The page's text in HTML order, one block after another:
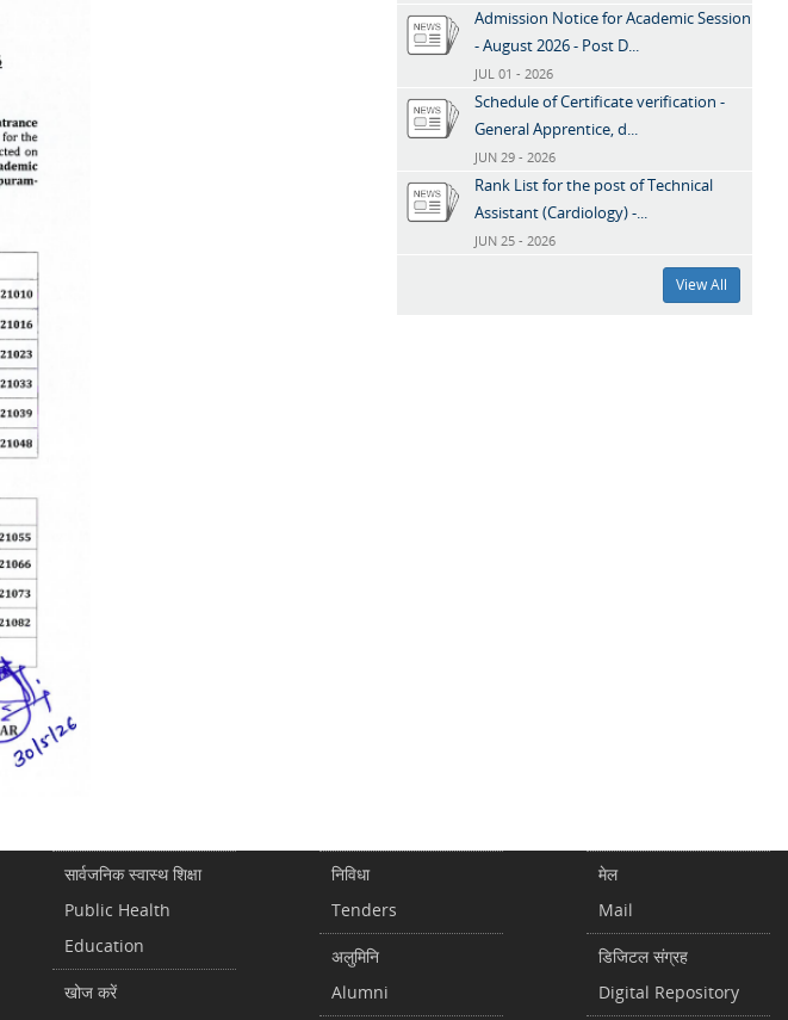
Admission Notice for Academic Session
- August 2026 - Post D...
JUL 01 - 2026
Schedule of Certificate verification -
General Apprentice, d...
JUN 29 - 2026
Rank List for the post of Technical
Assistant (Cardiology) -...
JUN 25 - 2026
View All
सार्वजनिक स्वास्थ शिक्षा
Public Health
Education
खोज करें
निविधा
Tenders
अलुमिनि
Alumni
मेल
Mail
डिजिटल संग्रह
Digital Repository